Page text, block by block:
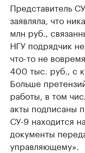
Представитель
заявляла, что
млн руб.,
НГУ подрядчик
что-то не
400 тыс. руб., с
Больше
работы, в том
акты подписаны
СУ-9 находится
документы
управляющему».